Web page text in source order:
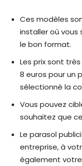
Ces modèles
installer où
le bon format.
Les prix sont
8 euros pour un
sélectionné la
Vous pouvez
souhaitez que
Le parasol
entreprise, à
également